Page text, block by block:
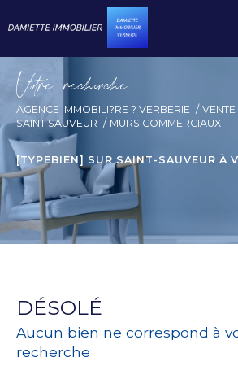
Vore recece
AGENCE IMMOBILI?RE ? VERBERIE
SAINT SAUVEUR
MURS COMMERCIAUX
[TYPEBIEN] SUR SAINT-SAUVEUR À
DÉSOLÉ
Aucun bien ne correspond à
recherche